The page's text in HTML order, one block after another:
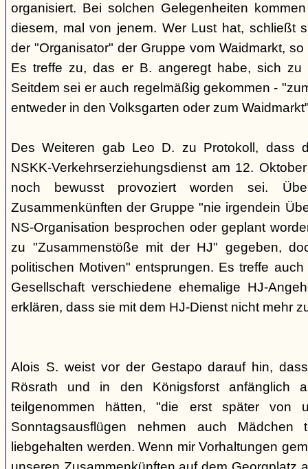
organisiert. Bei solchen Gelegenheiten
diesem, mal von jenem. Wer Lust hat, schließt
der "Organisator" der Gruppe vom Waidmarkt,
Es treffe zu, das er B. angeregt habe, sich zu
Seitdem sei er auch regelmäßig gekommen -
entweder in den Volksgarten oder zum
Des Weiteren gab Leo D. zu Protokoll, dass
NSKK-Verkehrserziehungsdienst am 12.
noch bewusst provoziert worden sei.
Zusammenkünften der Gruppe "nie irgendein
NS-Organisation besprochen oder geplant
zu "Zusammenstöße mit der HJ" gegeben,
politischen Motiven" entsprungen. Es treffe
Gesellschaft verschiedene ehemalige HJ-
erklären, dass sie mit dem HJ-Dienst nicht mehr
Alois S. weist vor der Gestapo darauf hin,
Rösrath und in den Königsforst anfänglich
teilgenommen hätten, "die erst später von
Sonntagsausflügen nehmen auch
liebgehalten werden. Wenn mir Vorhaltungen